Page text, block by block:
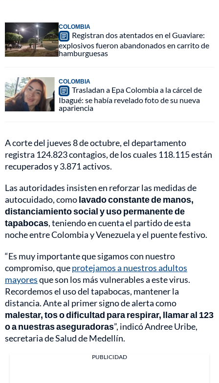
COLOMBIA
Registran dos atentados en el Guaviare:
explosivos fueron abandonados en carrito de
hamburguesas
COLOMBIA
Trasladan a Epa Colombia a la cárcel de
Ibagué: se había revelado foto de su nueva
apariencia
A corte del jueves 8 de octubre, el departamento
registra 124.823 contagios, de los cuales 118.115 están
recuperados y 3.871 activos.
Las autoridades insisten en reforzar las medidas de
autocuidado, comolavado constante de manos,
distanciamiento social y uso permanente de
tapabocas, teniendo en cuenta el partido de esta
noche entre Colombia y Venezuela y el puente festivo.
“Es muy importante que sigamos con nuestro
compromiso, queprotejamos a nuestros adultos
mayoresque son los más vulnerables a este virus.
Recordemos el uso del tapabocas, mantener la
distancia. Ante al primer signo de alerta como
malestar, tos o dificultad para respirar, llamar al 123
o a nuestras aseguradoras”, indicó Andree Uribe,
secretaria de Salud de Medellín.
PUBLICIDAD